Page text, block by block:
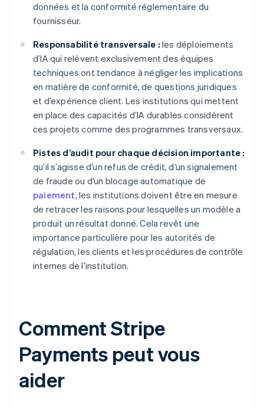
données et la conformité réglementaire du
fournisseur.
Responsabilité transversale : les déploiements
d’IA qui relèvent exclusivement des équipes
techniques ont tendance à négliger les implications
en matière de conformité, de questions juridiques
et d’expérience client. Les institutions qui mettent
en place des capacités d’IA durables considèrent
ces projets comme des programmes transversaux.
Pistes d’audit pour chaque décision importante :
qu’il s’agisse d’un refus de crédit, d’un signalement
de fraude ou d’un blocage automatique de
paiement, les institutions doivent être en mesure
de retracer les raisons pour lesquelles un modèle a
produit un résultat donné. Cela revêt une
importance particulière pour les autorités de
régulation, les clients et les procédures de contrôle
internes de l’institution.
Comment Stripe
Payments peut vous
aider